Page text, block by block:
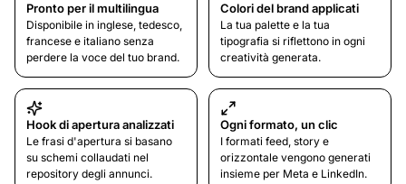
Pronto per il multilingua
Disponibile in inglese, tedesco,
francese e italiano senza
perdere la voce del tuo brand.
Colori del brand applicati
La tua palette e la tua
tipografia si riflettono in ogni
creatività generata.
Hook di apertura analizzati
Le frasi d'apertura si basano
su schemi collaudati nel
repository degli annunci.
Ogni formato, un clic
I formati feed, story e
orizzontale vengono generati
insieme per Meta e LinkedIn.